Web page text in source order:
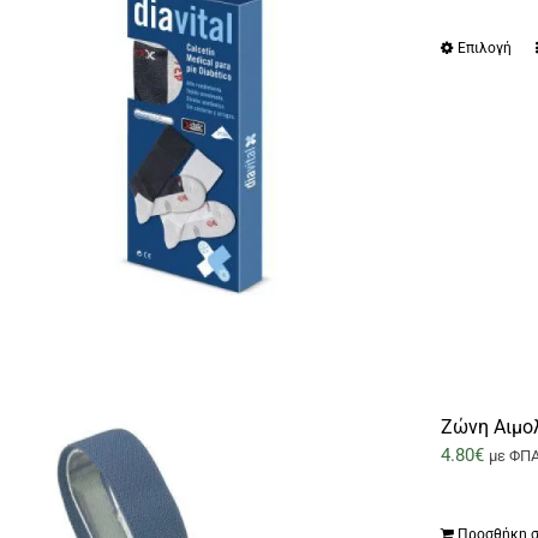
Επιλογή
Ζώνη
4.80€ με
Προσθήκη